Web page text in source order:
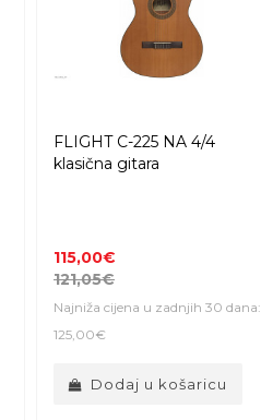
FLIGHT C-225 NA 4/4
klasična gitara
115,00€
121,05€
Najniža cijena u zadnjih 30 dana:
125,00€
Dodaj u košaricu